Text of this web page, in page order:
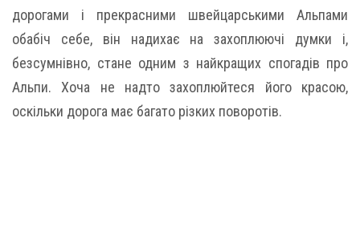
дорогами і прекрасними швейцарськими Альпами
обабіч себе, він надихає на захоплюючі думки і,
безсумнівно, стане одним з найкращих спогадів про
Альпи. Хоча не надто захоплюйтеся його красою,
оскільки дорога має багато різких поворотів.